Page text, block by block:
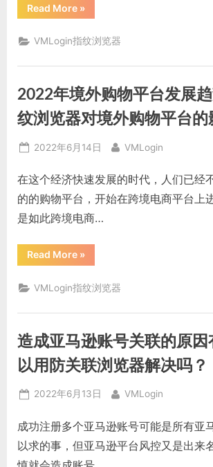
Read More“超
级
览
器
什
能
解
决
账
号
联
吗？”
»
VMLogin指纹浏览器
2022年境外购物平台发展
纹浏览器对境外购物平台的
Posted
2022年6月14日 By
VMLogin
在这个经济快速发展的时代，人们已经
的的购物平台，开始在跨境电商平台上
是如此跨境电商…
Read More“2022
年
外
购
平
发
展
趋
势
以
指
纹
器
境
»
VMLogin指纹浏览器
造成亚马逊账号关联的原因
以用防关联浏览器解决吗？
Posted
2022年6月13日 By
VMLogin
成功注册多个亚马逊账号可能是所有亚
以求的事，但亚马逊平台风控又是出来